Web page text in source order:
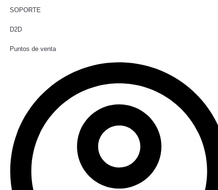
SOPORTE
D2D
Puntos de venta